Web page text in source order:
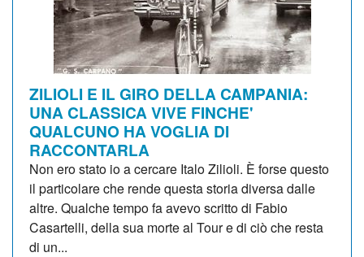
ZILIOLI E IL GIRO DELLA CAMPANIA:
UNA CLASSICA VIVE FINCHE'
QUALCUNO HA VOGLIA DI
RACCONTARLA
Non ero stato io a cercare Italo Zilioli. È forse questo
il particolare che rende questa storia diversa dalle
altre. Qualche tempo fa avevo scritto di Fabio
Casartelli, della sua morte al Tour e di ciò che resta
di un...